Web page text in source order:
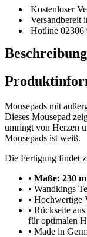
Kostenloser
Versandbereit
Hotline 02306
Beschreibung
Mousepads mit
Dieses Mousepad
umringt von Herzen
Mousepads ist weiß.
Die Fertigung findet
• Maße: 230
• Wandkings
• Hochwertige
• Rückseite
für optimalen
• Made in